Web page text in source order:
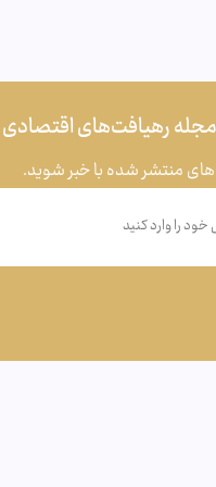
رهیافت‌های اقتصادی
منتشر شده با خبر شوید.